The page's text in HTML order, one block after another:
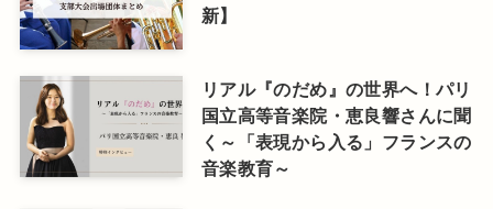
新】
リアル『のだめ』の世界へ！パリ
国立高等音楽院・恵良響さんに聞
く～「表現から入る」フランスの
音楽教育～